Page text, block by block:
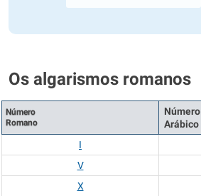
Os algarismos romanos
Número
Romano
Número
Arábico
I
V
X